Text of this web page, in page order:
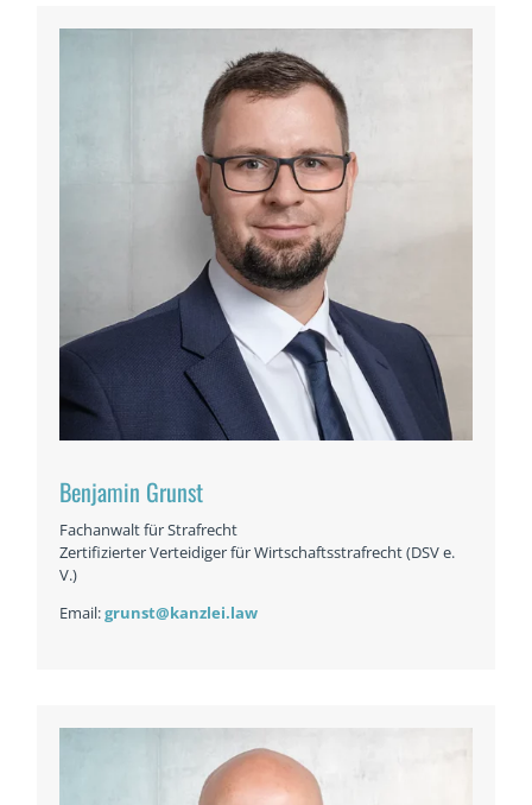
Benjamin Grunst
Fachanwalt für Strafrecht
Zertifizierter Verteidiger für Wirtschaftsstrafrecht (DSV e.
V.)
Email:grunst@kanzlei.law